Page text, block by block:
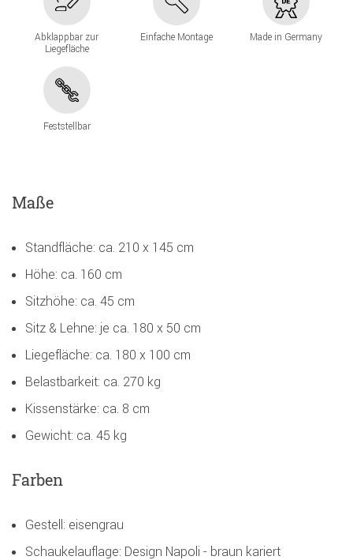
Abklappbar zur
Liegefläche
Einfache Montage Made in Germany
Feststellbar
Maße
Standfläche: ca. 210 x 145 cm
Höhe: ca. 160 cm
Sitzhöhe: ca. 45 cm
Sitz & Lehne: je ca. 180 x 50 cm
Liegefläche: ca. 180 x 100 cm
Belastbarkeit: ca. 270 kg
Kissenstärke: ca. 8 cm
Gewicht: ca. 45 kg
Farben
Gestell: eisengrau
Schaukelauflage: Design Napoli - braun kariert